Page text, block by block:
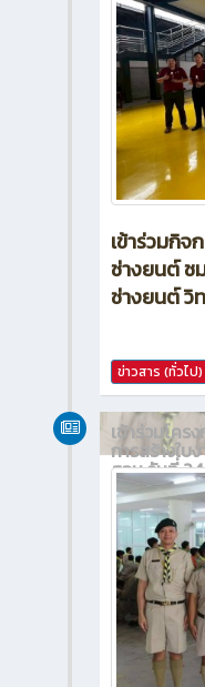
เข้าร่วมกิ
ช่างยนต์ ช
ช่างยนต์ วิ
ข่าวสาร (ทั่วไป)
เข้าร่วมโคร
การสร้างใบ
สอน วันที่